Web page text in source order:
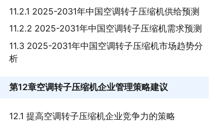
11.2.1 2025-2031年中国空调转子压缩机供给预测
11.2.2 2025-2031年中国空调转子压缩机需求预测
11.3 2025-2031年中国空调转子压缩机市场趋势分
析
第12章空调转子压缩机企业管理策略建议
12.1 提高空调转子压缩机企业竞争力的策略